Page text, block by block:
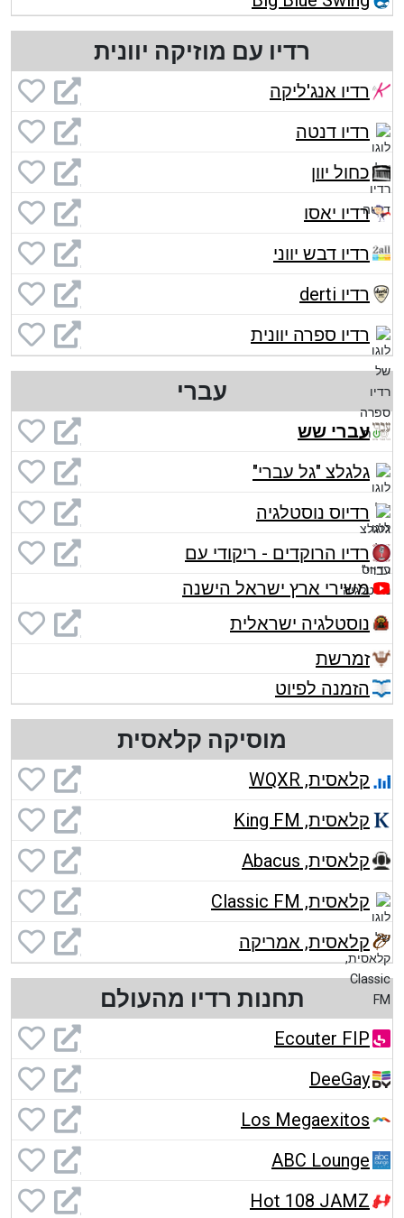
רדיו עם מוזיקה יוונית
רדיו אנג'ליקה
רדיו דנטה
כחול יוון
רדיו יאסו
רדיו דבש יווני
רדיו derti
רדיו ספרה יוונית
עברי
עברי שש
גלגלצ "גל עברי"
רדיוס נוסטלגיה
רדיו הרוקדים - ריקודי עם
משירי ארץ ישראל הישנה
נוסטלגיה ישראלית
זמרשת
הזמנה לפיוט
מוסיקה קלאסית
קלאסית, WQXR
קלאסית, King FM
קלאסית, Abacus
קלאסית, Classic FM
קלאסית, אמריקה
תחנות רדיו מהעולם
Ecouter FIP
DeeGay
Los Megaexitos
ABC Lounge
Hot 108 JAMZ